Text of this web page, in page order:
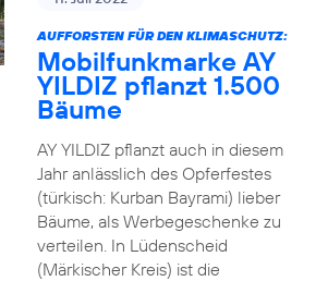
AUFFORSTEN FÜR DEN KLIMASCHUTZ:
Mobilfunkmarke AY
YILDIZ pflanzt 1.500
Bäume
AY YILDIZ pflanzt auch in diesem
Jahr anlässlich des Opferfestes
(türkisch: Kurban Bayrami) lieber
Bäume, als Werbegeschenke zu
verteilen. In Lüdenscheid
(Märkischer Kreis) ist die